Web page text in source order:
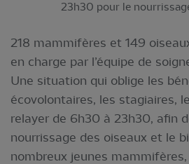
23h30 pour le
218 mammifères et 149
en charge par l’équipe de
Une situation qui oblige les
écovolontaires, les stagiaires,
relayer de 6h30 à 23h30, afin
nourrissage des oiseaux et le
nombreux jeunes